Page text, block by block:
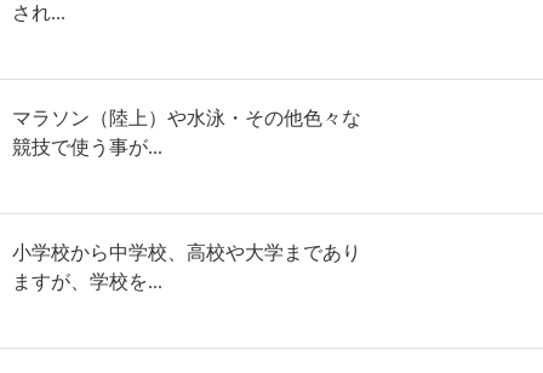
され...
マラソン（陸上）や水泳・その他色々な
競技で使う事が...
小学校から中学校、高校や大学まであり
ますが、学校を...